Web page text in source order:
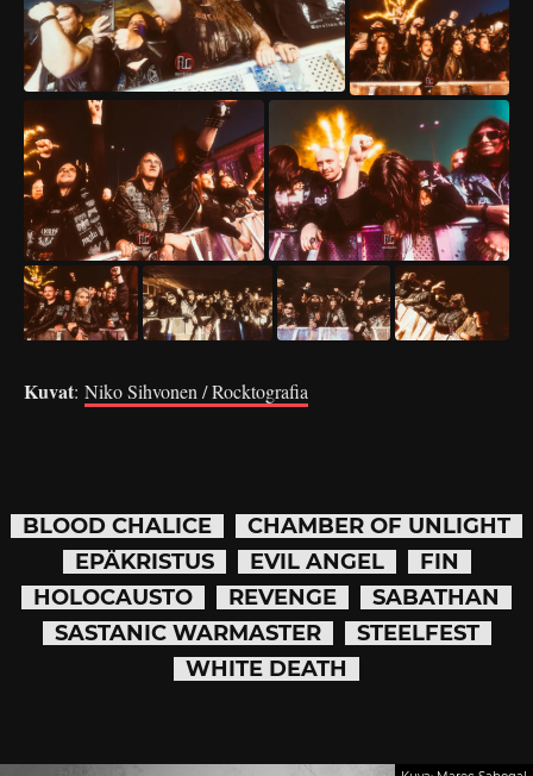
Kuvat: Niko Sihvonen / Rocktografia
BLOOD CHALICE
CHAMBER OF UNLIGHT
EPÄKRISTUS
EVIL ANGEL
FIN
HOLOCAUSTO
REVENGE
SABATHAN
SASTANIC WARMASTER
STEELFEST
WHITE DEATH